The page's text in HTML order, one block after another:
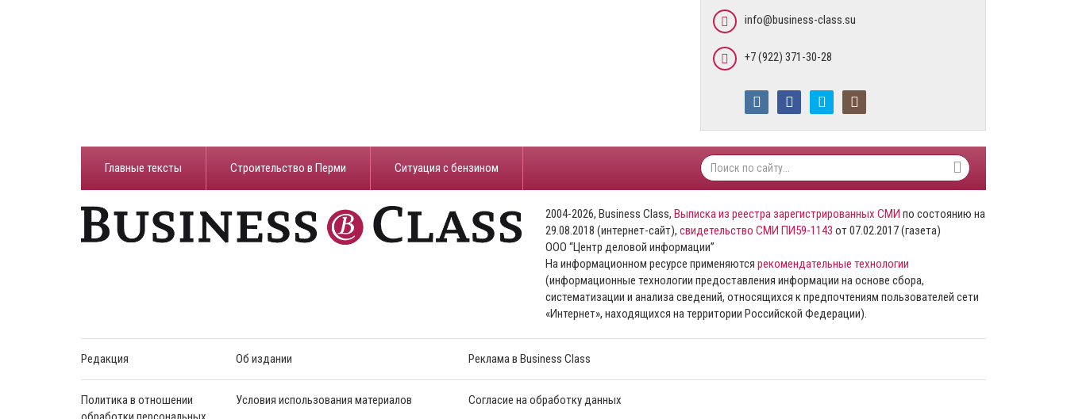
info@business-class.su
+7 (922) 371-30-28
Главные тексты Строительство в Перми ​Ситуация с бензином
2004-2026, Business Class, Выписка из реестра зарегистрированных СМИ по состоянию на
29.08.2018 (интернет-сайт), свидетельство СМИ ПИ59-1143 от 07.02.2017 (газета)
ООО “Центр деловой информации”
На информационном ресурсе применяются рекомендательные технологии
(информационные технологии предоставления информации на основе сбора,
систематизации и анализа сведений, относящихся к предпочтениям пользователей сети
«Интернет», находящихся на территории Российской Федерации).
Редакция Об издании Реклама в Business Class
Политика в отношении
Условия использования материалов Согласие на обработку данных